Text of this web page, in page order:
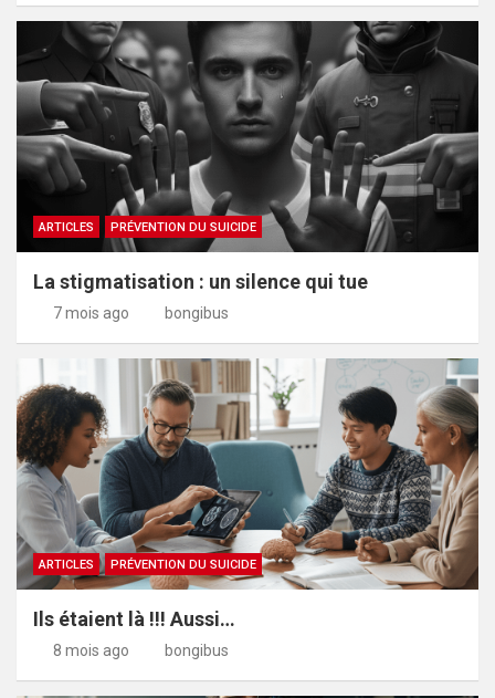
ARTICLES PRÉVENTION DU SUICIDE
La stigmatisation : un silence qui tue
7 mois ago bongibus
ARTICLES PRÉVENTION DU SUICIDE
Ils étaient là !!! Aussi…
8 mois ago bongibus